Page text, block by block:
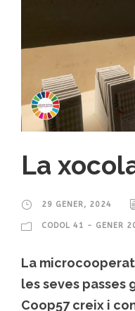
La
29 GENER, 2024
CODOL 41 - GENER
La
les seves passes
Coop57 creix i